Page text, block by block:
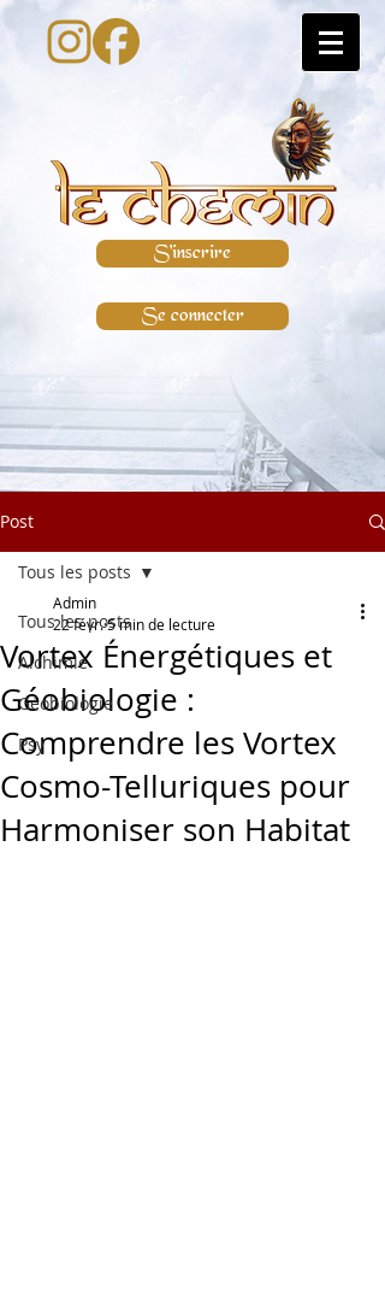
S'inscrire
Se connecter
Post
Tous les posts
Alchimie
Géobiologie
Psy
Tous les posts
Vortex Énergétiques et
Géobiologie :
Comprendre les Vortex
Cosmo-Telluriques pour
Harmoniser son Habitat
Admin
22 févr.5 min de lecture